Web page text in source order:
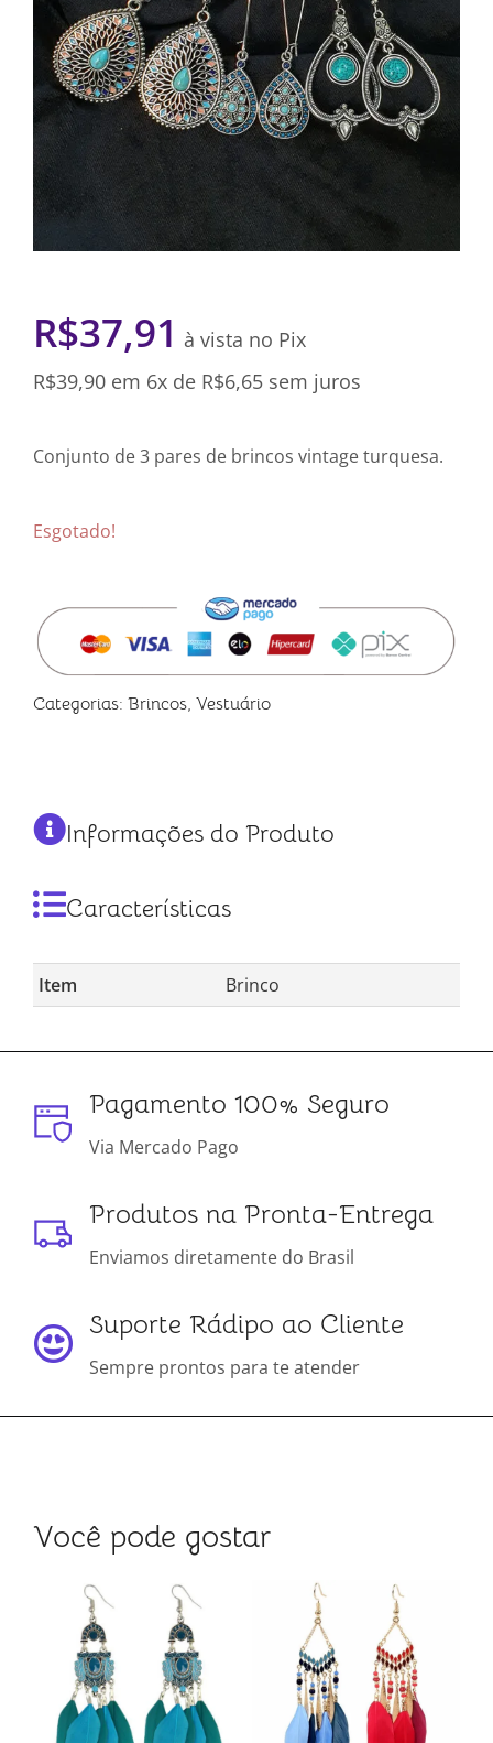
R$37,91 à vista no Pix
R$39,90 em 6x de R$6,65 sem juros
Conjunto de 3 pares de brincos vintage turquesa.
Esgotado!
Categorias: Brincos, Vestuário
Informações do Produto
Características
Item Brinco
Pagamento 100% Seguro
Via Mercado Pago
Produtos na Pronta-Entrega
Enviamos diretamente do Brasil
Suporte Rádipo ao Cliente
Sempre prontos para te atender
Você pode gostar